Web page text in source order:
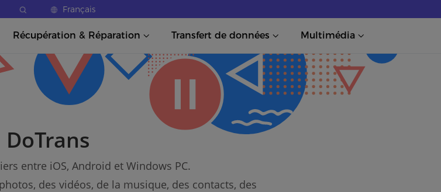
Français
Récupération & Réparation Transfert de données Multimédia
DoTrans
entre iOS, Android et Windows PC.
des vidéos, de la musique, des contacts, des